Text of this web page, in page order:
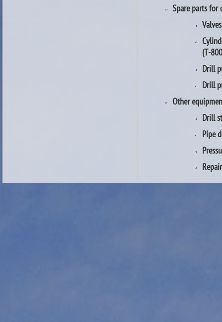
Spare parts
(T-
Drill
Drill
Other
Drill
Pipe